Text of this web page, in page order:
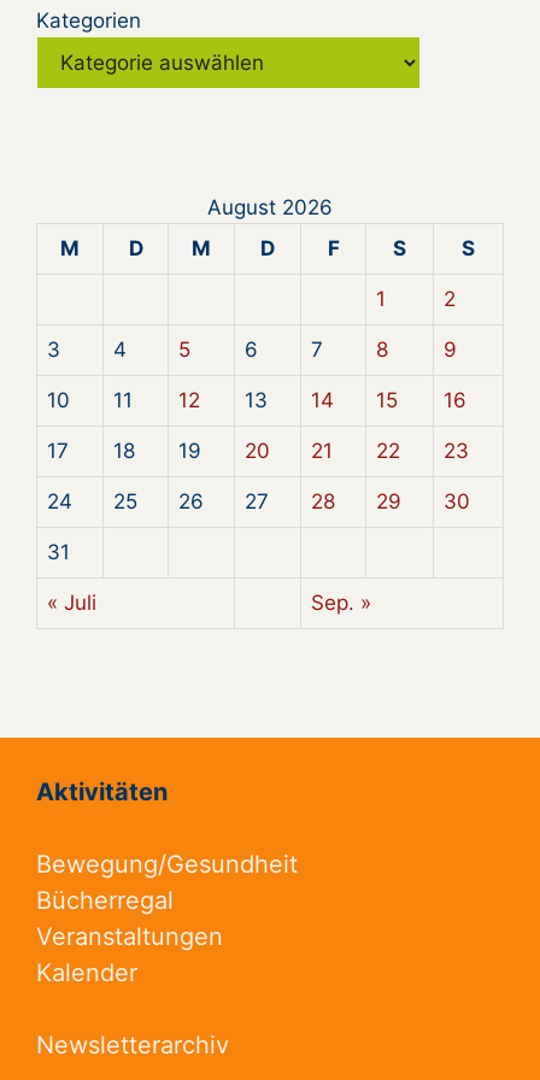
Kategorien
August 2026
M
D M D F S S
1 2
3 4 5 6 7 8 9
10 11 12 13 14 15 16
17 18 19 20 21 22 23
24 25 26 27 28 29 30
31
« Juli Sep. »
Aktivitäten
Bewegung/Gesundheit
Bücherregal
Veranstaltungen
Kalender
Newsletterarchiv